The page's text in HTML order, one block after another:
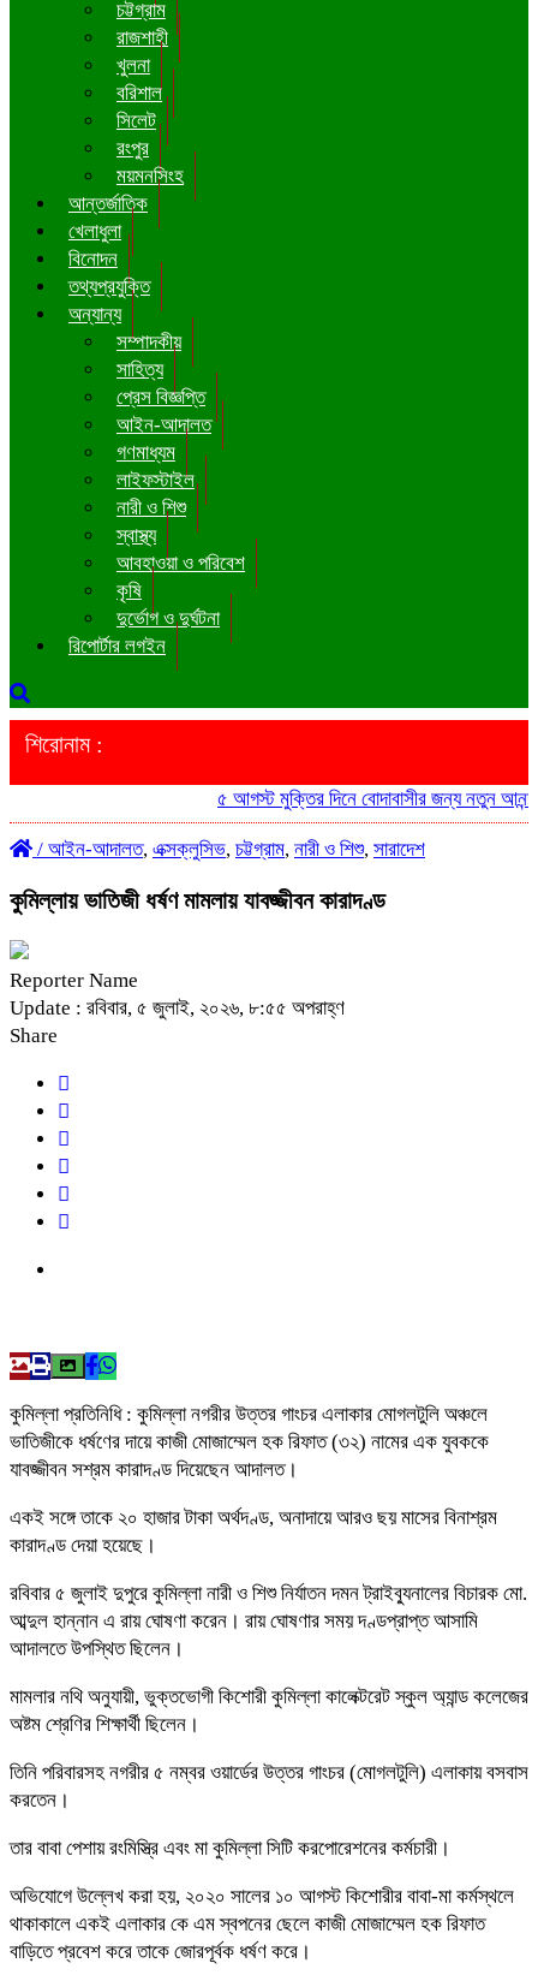
চট্টগ্রাম
রাজশাহী
খুলনা
বরিশাল
সিলেট
রংপুর
ময়মনসিংহ
আন্তর্জাতিক
খেলাধুলা
বিনোদন
তথ্যপ্রযুক্তি
অন্যান্য
সম্পাদকীয়
সাহিত্য
প্রেস বিজ্ঞপ্তি
আইন-আদালত
গণমাধ্যম
লাইফস্টাইল
নারী ও শিশু
স্বাস্থ্য
আবহাওয়া ও পরিবেশ
কৃষি
দুর্ভোগ ও দুর্ঘটনা
রিপোর্টার লগইন
শিরোনাম :
৫ আগস্ট মুক্তির দিনে বোদাবাসীর জন্য নতুন আনন্দ
/ আইন-আদালত, এক্সক্লুসিভ, চট্টগ্রাম, নারী ও শিশু, সারাদেশ
কুমিল্লায় ভাতিজী ধর্ষণ মামলায় যাবজ্জীবন কারাদণ্ড
Reporter Name
Update : রবিবার, ৫ জুলাই, ২০২৬, ৮:৫৫ অপরাহ্ণ
Share
কুমিল্লা প্রতিনিধি : কুমিল্লা নগরীর উত্তর গাংচর এলাকার মোগলটুলি অঞ্চলে
ভাতিজীকে ধর্ষণের দায়ে কাজী মোজাম্মেল হক রিফাত (৩২) নামের এক যুবককে
যাবজ্জীবন সশ্রম কারাদণ্ড দিয়েছেন আদালত।
একই সঙ্গে তাকে ২০ হাজার টাকা অর্থদণ্ড, অনাদায়ে আরও ছয় মাসের বিনাশ্রম
কারাদণ্ড দেয়া হয়েছে।
রবিবার ৫ জুলাই দুপুরে কুমিল্লা নারী ও শিশু নির্যাতন দমন ট্রাইব্যুনালের বিচারক মো.
আব্দুল হান্নান এ রায় ঘোষণা করেন। রায় ঘোষণার সময় দণ্ডপ্রাপ্ত আসামি
আদালতে উপস্থিত ছিলেন।
মামলার নথি অনুযায়ী, ভুক্তভোগী কিশোরী কুমিল্লা কালেক্টরেট স্কুল অ্যান্ড কলেজের
অষ্টম শ্রেণির শিক্ষার্থী ছিলেন।
তিনি পরিবারসহ নগরীর ৫ নম্বর ওয়ার্ডের উত্তর গাংচর (মোগলটুলি) এলাকায় বসবাস
করতেন।
তার বাবা পেশায় রংমিস্ত্রি এবং মা কুমিল্লা সিটি করপোরেশনের কর্মচারী।
অভিযোগে উল্লেখ করা হয়, ২০২০ সালের ১০ আগস্ট কিশোরীর বাবা-মা কর্মস্থলে
থাকাকালে একই এলাকার কে এম স্বপনের ছেলে কাজী মোজাম্মেল হক রিফাত
বাড়িতে প্রবেশ করে তাকে জোরপূর্বক ধর্ষণ করে।